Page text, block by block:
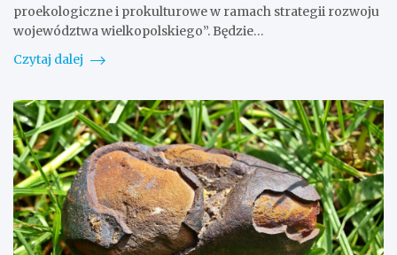
proekologiczne i prokulturowe w ramach strategii rozwoju
województwa wielkopolskiego”. Będzie…
Czytaj dalej